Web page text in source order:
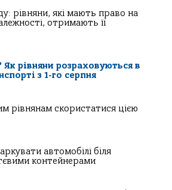
рівняни, які мають право на
отримають її
Як рівняни розраховуються в
з 1-го серпня
рівнянам скористатися цією
автомобілі біля
контейнерами